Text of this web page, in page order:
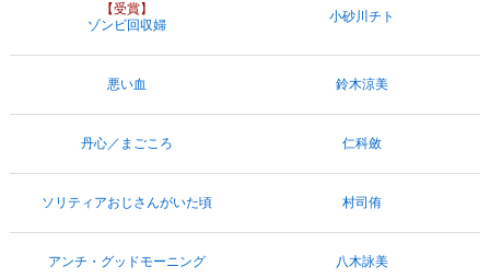
【受賞】
ゾンビ回収婦
小砂川チト
悪い血 鈴木涼美
丹心／まごころ 仁科斂
ソリティアおじさんがいた頃 村司侑
アンチ・グッドモーニング 八木詠美